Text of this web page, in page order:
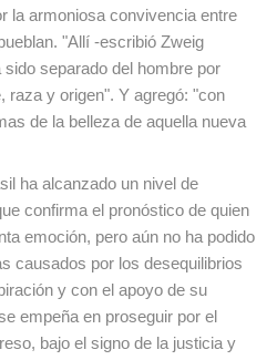
la armoniosa convivencia entre
"Allí -escribió Zweig
separado del hombre por
raza y origen". Y agregó: "con
de la belleza de aquella nueva
ha alcanzado un nivel de
confirma el pronóstico de quien
emoción, pero aún no ha podido
causados por los desequilibrios
y con el apoyo de su
empeña en proseguir por el
bajo el signo de la justicia y